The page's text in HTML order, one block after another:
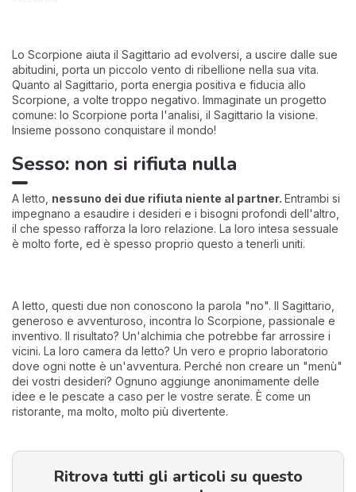
Lo Scorpione aiuta il Sagittario ad evolversi, a uscire dalle sue
abitudini, porta un piccolo vento di ribellione nella sua vita.
Quanto al Sagittario, porta energia positiva e fiducia allo
Scorpione, a volte troppo negativo. Immaginate un progetto
comune: lo Scorpione porta l'analisi, il Sagittario la visione.
Insieme possono conquistare il mondo!
Sesso: non si rifiuta nulla
A letto, nessuno dei due rifiuta niente al partner. Entrambi si
impegnano a esaudire i desideri e i bisogni profondi dell'altro,
il che spesso rafforza la loro relazione. La loro intesa sessuale
è molto forte, ed è spesso proprio questo a tenerli uniti.
A letto, questi due non conoscono la parola "no". Il Sagittario,
generoso e avventuroso, incontra lo Scorpione, passionale e
inventivo. Il risultato? Un'alchimia che potrebbe far arrossire i
vicini. La loro camera da letto? Un vero e proprio laboratorio
dove ogni notte è un'avventura. Perché non creare un "menù"
dei vostri desideri? Ognuno aggiunge anonimamente delle
idee e le pescate a caso per le vostre serate. È come un
ristorante, ma molto, molto più divertente.
Ritrova tutti gli articoli su questo